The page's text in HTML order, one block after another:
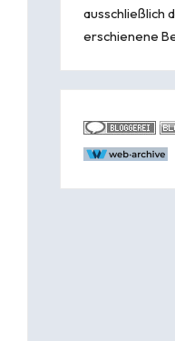
ausschließlich
erschienene